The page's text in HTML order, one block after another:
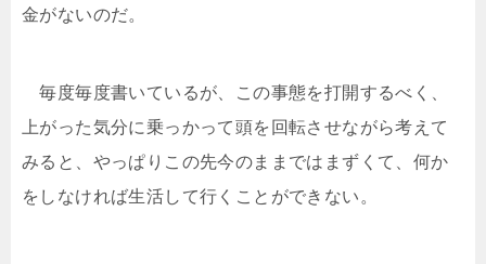
金がないのだ。
毎度毎度書いているが、この事態を打開するべく、
上がった気分に乗っかって頭を回転させながら考えて
みると、やっぱりこの先今のままではまずくて、何か
をしなければ生活して行くことができない。